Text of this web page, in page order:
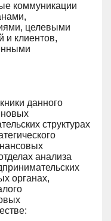
коммуникации
целевыми
и клиентов,
данного
структурах
анализа
органах,